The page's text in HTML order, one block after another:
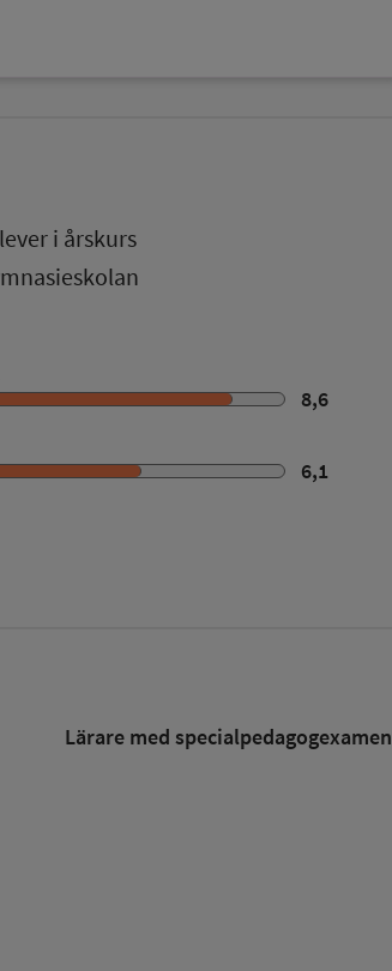
i årskurs
8,6
6,1
Lärare med specialpedagog­examen